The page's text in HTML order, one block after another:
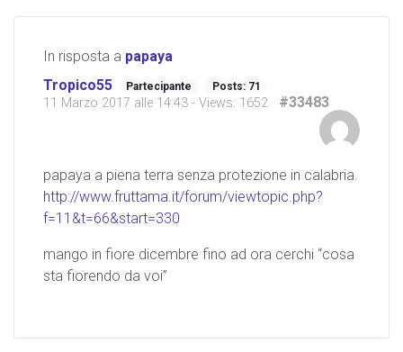
In risposta a papaya
Tropico55
Partecipante Posts: 71
11 Marzo 2017 alle 14:43 - Views: 1652 #33483
papaya a piena terra senza protezione in calabria.
http://www.fruttama.it/forum/viewtopic.php?
f=11&t=66&start=330
mango in fiore dicembre fino ad ora cerchi “cosa
sta fiorendo da voi”